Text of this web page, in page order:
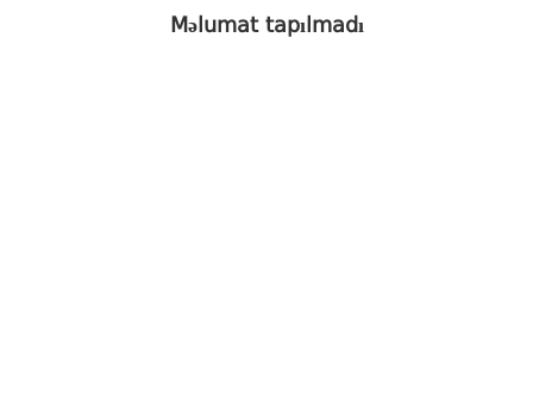
Məlumat tapılmadı